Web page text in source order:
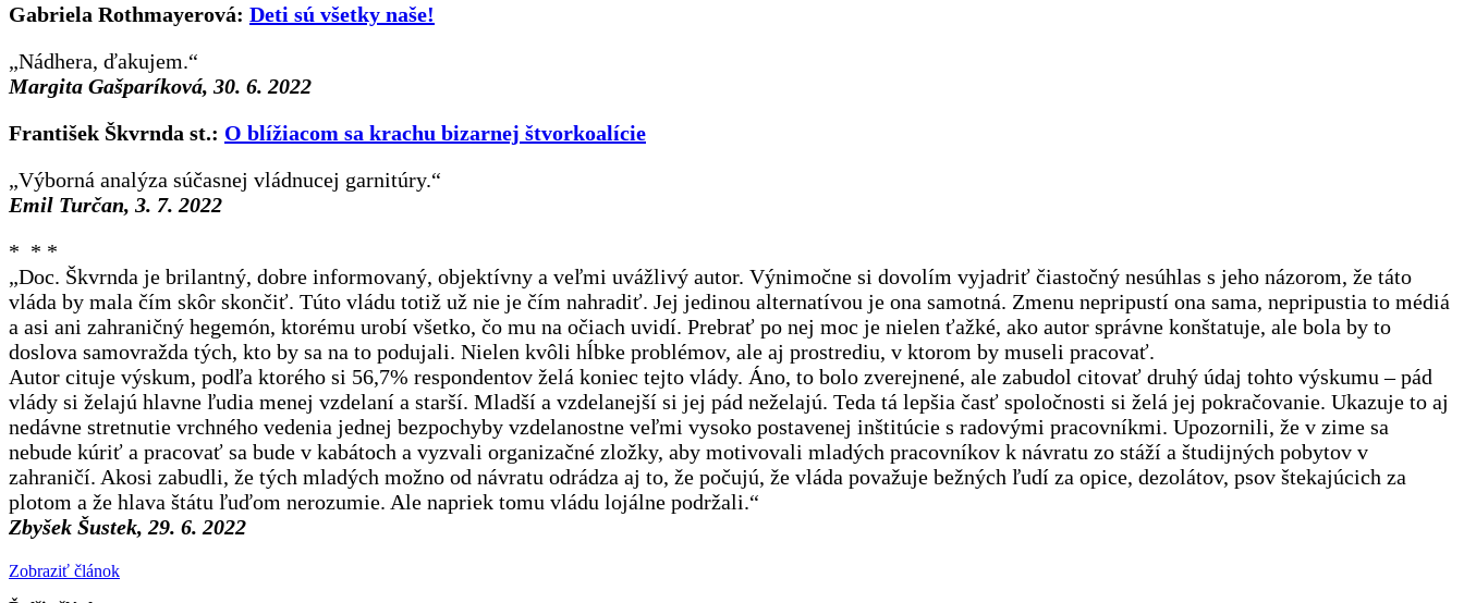
Gabriela Rothmayerová: Deti sú všetky naše!
„Nádhera, ďakujem.“
Margita Gašparíková, 30. 6. 2022
František Škvrnda st.: O blížiacom sa krachu bizarnej štvorkoalície
„Výborná analýza súčasnej vládnucej garnitúry.“
Emil Turčan, 3. 7. 2022
* * *
„Doc. Škvrnda je brilantný, dobre informovaný, objektívny a veľmi uvážlivý autor. Výnimočne si dovolím vyjadriť čiastočný nesúhlas s jeho názorom, že táto
vláda by mala čím skôr skončiť. Túto vládu totiž už nie je čím nahradiť. Jej jedinou alternatívou je ona samotná. Zmenu nepripustí ona sama, nepripustia to médiá
a asi ani zahraničný hegemón, ktorému urobí všetko, čo mu na očiach uvidí. Prebrať po nej moc je nielen ťažké, ako autor správne konštatuje, ale bola by to
doslova samovražda tých, kto by sa na to podujali. Nielen kvôli hĺbke problémov, ale aj prostrediu, v ktorom by museli pracovať.
Autor cituje výskum, podľa ktorého si 56,7% respondentov želá koniec tejto vlády. Áno, to bolo zverejnené, ale zabudol citovať druhý údaj tohto výskumu – pád
vlády si želajú hlavne ľudia menej vzdelaní a starší. Mladší a vzdelanejší si jej pád neželajú. Teda tá lepšia časť spoločnosti si želá jej pokračovanie. Ukazuje to aj
nedávne stretnutie vrchného vedenia jednej bezpochyby vzdelanostne veľmi vysoko postavenej inštitúcie s radovými pracovníkmi. Upozornili, že v zime sa
nebude kúriť a pracovať sa bude v kabátoch a vyzvali organizačné zložky, aby motivovali mladých pracovníkov k návratu zo stáží a študijných pobytov v
zahraničí. Akosi zabudli, že tých mladých možno od návratu odrádza aj to, že počujú, že vláda považuje bežných ľudí za opice, dezolátov, psov štekajúcich za
plotom a že hlava štátu ľuďom nerozumie. Ale napriek tomu vládu lojálne podržali.“
Zbyšek Šustek, 29. 6. 2022
Zobraziť článok